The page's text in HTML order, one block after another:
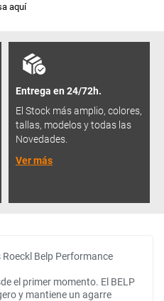
aquí
Entrega en 24/72h.
El Stock más amplio, colores,
tallas, modelos y todas las
Novedades.
Ver más
Belp Performance
el primer momento. El BELP
y mantiene un agarre